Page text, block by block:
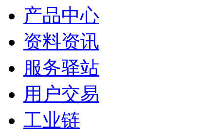
产品中心
资料资讯
服务驿站
用户交易
工业链